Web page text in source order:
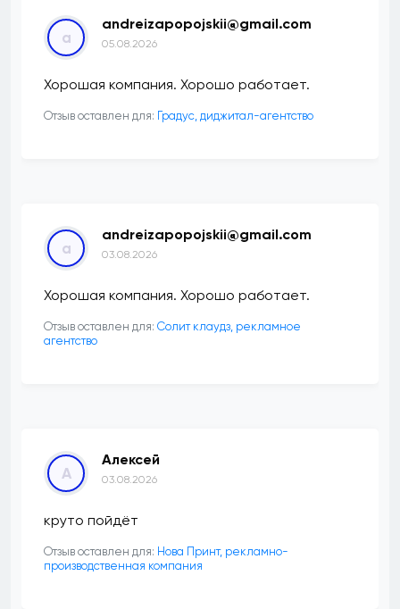
a
andreizapopojskii@gmail.com
05.08.2026
Хорошая компания. Хорошо работает.
Отзыв оставлен для: ​Градус, диджитал-агентство
a
andreizapopojskii@gmail.com
03.08.2026
Хорошая компания. Хорошо работает.
Отзыв оставлен для: Солит клаудз, рекламное
агентство
А
Алексей
03.08.2026
круто пойдёт
Отзыв оставлен для: Нова Принт, рекламно-
производственная компания